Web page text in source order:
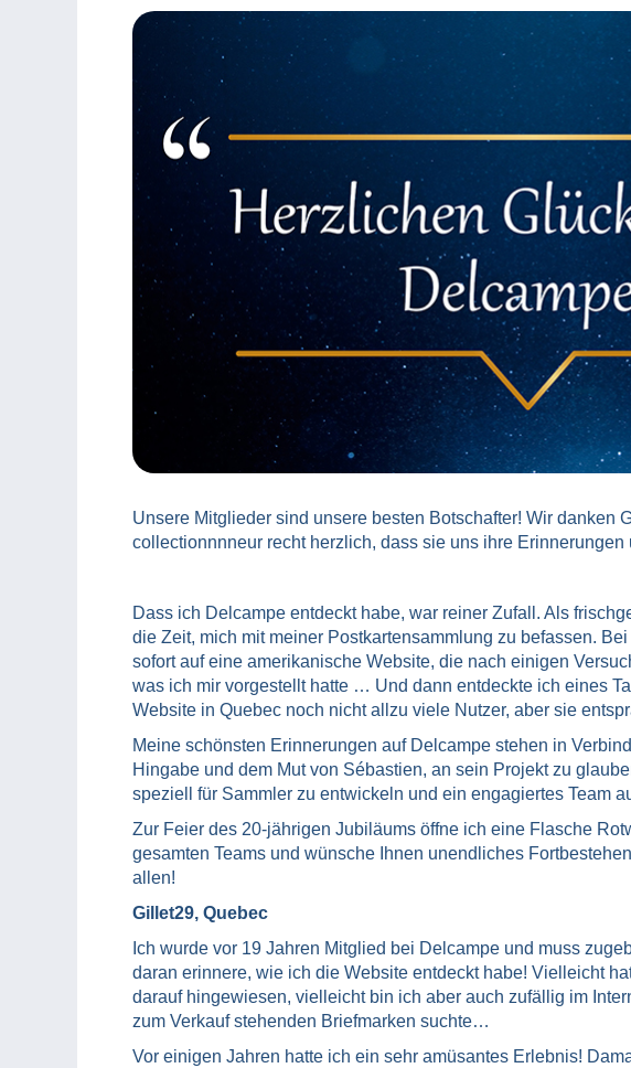
Unsere Mitglieder sind unsere besten Botschafter! Wir danken
collectionnnneur recht herzlich, dass sie uns ihre
Dass ich Delcampe entdeckt habe, war reiner Zufall. Als
die Zeit, mich mit meiner Postkartensammlung zu befassen.
sofort auf eine amerikanische Website, die nach einigen
was ich mir vorgestellt hatte … Und dann entdeckte ich eines
Website in Quebec noch nicht allzu viele Nutzer, aber sie
Meine schönsten Erinnerungen auf Delcampe stehen in
Hingabe und dem Mut von Sébastien, an sein Projekt zu
speziell für Sammler zu entwickeln und ein engagiertes Team
Zur Feier des 20-jährigen Jubiläums öffne ich eine Flasche
gesamten Teams und wünsche Ihnen unendliches
allen!
Gillet29, Quebec
Ich wurde vor 19 Jahren Mitglied bei Delcampe und muss
daran erinnere, wie ich die Website entdeckt habe! Vielleicht
darauf hingewiesen, vielleicht bin ich aber auch zufällig im
zum Verkauf stehenden Briefmarken suchte…
Vor einigen Jahren hatte ich ein sehr amüsantes Erlebnis!